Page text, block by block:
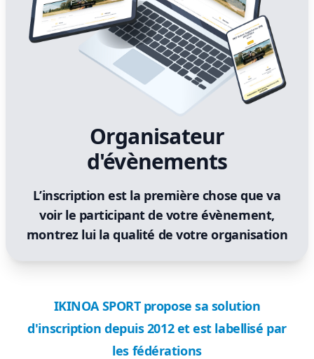
Organisateur
d'évènements
L’inscription est la première chose que va
voir le participant de votre évènement,
montrez lui la qualité de votre organisation
IKINOA SPORT propose sa solution
d'inscription depuis 2012 et est labellisé par
les fédérations